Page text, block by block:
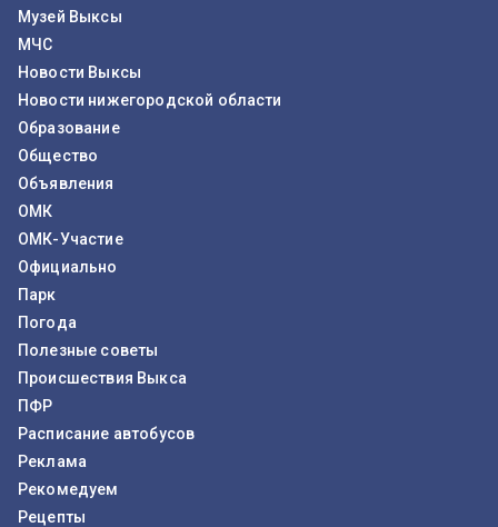
Музей Выксы
МЧС
Новости Выксы
Новости нижегородской области
Образование
Общество
Объявления
ОМК
ОМК-Участие
Официально
Парк
Погода
Полезные советы
Происшествия Выкса
ПФР
Расписание автобусов
Реклама
Рекомедуем
Рецепты